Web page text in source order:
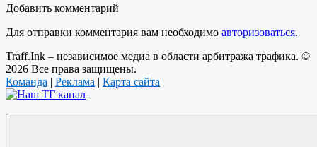
Добавить комментарий
Для отправки комментария вам необходимо авторизоваться.
Traff.Ink – независимое медиа в области арбитража трафика. ©
2026 Все права защищены.
Команда | Реклама | Карта сайта